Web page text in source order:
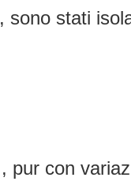
stati
con